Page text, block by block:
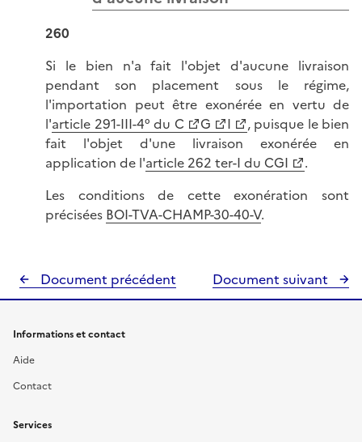
260
Si le bien n'a fait l'objet d'aucune livraison
pendant son placement sous le régime,
l'importation peut être exonérée en vertu de
l'article 291-III-4° du C G I
, puisque le bien
fait l'objet d'une livraison exonérée en
application de l'article 262 ter-I du CGI
.
Les conditions de cette exonération sont
précisées BOI-TVA-CHAMP-30-40-V.
Document précédent Document suivant
Informations et contact
Aide
Contact
Services